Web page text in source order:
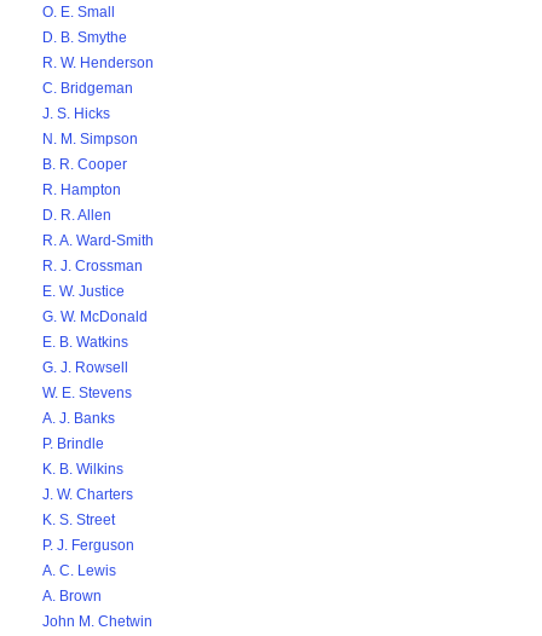
O. E. Small
D. B. Smythe
R. W. Henderson
C. Bridgeman
J. S. Hicks
N. M. Simpson
B. R. Cooper
R. Hampton
D. R. Allen
R. A. Ward-Smith
R. J. Crossman
E. W. Justice
G. W. McDonald
E. B. Watkins
G. J. Rowsell
W. E. Stevens
A. J. Banks
P. Brindle
K. B. Wilkins
J. W. Charters
K. S. Street
P. J. Ferguson
A. C. Lewis
A. Brown
John M. Chetwin